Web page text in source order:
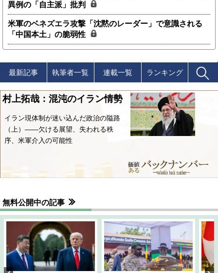
異例の「自主派」批判
米軍のベネズエラ攻撃「沈黙のレーダー」で意識される
「中国本土」の脆弱性
最新記事 執筆者一覧 連載一覧 ランキング
村上拓哉：混沌のイラン情勢
イラン現体制が迷い込んだ政治の隘路
（上）――欠ける展望、失われる秩
序、米軍介入の可能性
無料公開中の記事